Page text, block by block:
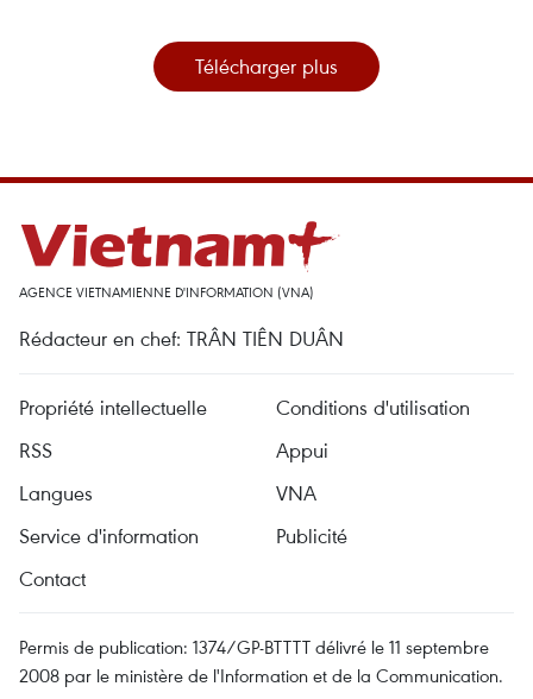
Télécharger plus
AGENCE VIETNAMIENNE D'INFORMATION (VNA)
Rédacteur en chef: TRÂN TIÊN DUÂN
Propriété intellectuelle
Conditions d'utilisation
RSS
Appui
Langues
VNA
Service d'information
Publicité
Contact
Permis de publication: 1374/GP-BTTTT délivré le 11 septembre
2008 par le ministère de l'Information et de la Communication.